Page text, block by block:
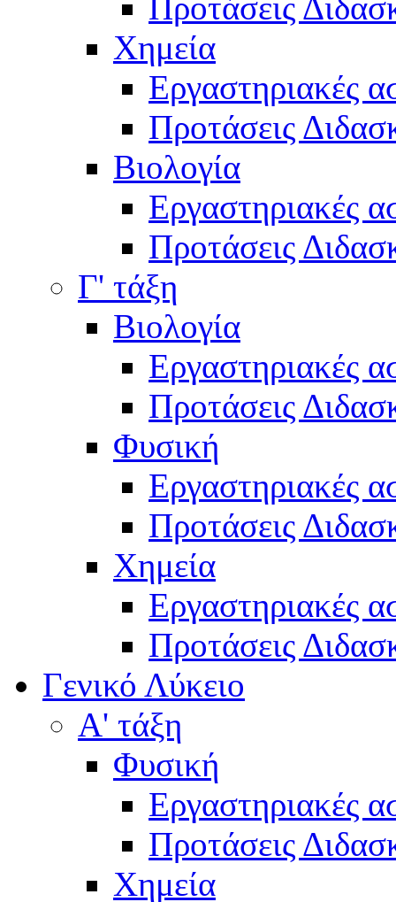
Χημεία
Εργαστηριακές
Προτάσεις
Βιολογία
Εργαστηριακές
Προτάσεις
Γ' τάξη
Βιολογία
Εργαστηριακές
Προτάσεις
Φυσική
Εργαστηριακές
Προτάσεις
Χημεία
Εργαστηριακές
Προτάσεις
Γενικό Λύκειο
Α' τάξη
Φυσική
Εργαστηριακές
Προτάσεις
Χημεία